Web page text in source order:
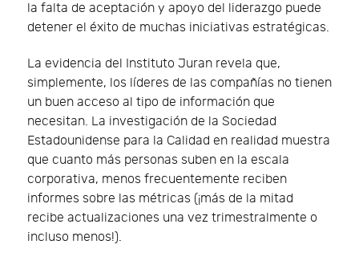
la falta de aceptación y apoyo del liderazgo puede
detener el éxito de muchas iniciativas estratégicas.
La evidencia del Instituto Juran revela que,
simplemente, los líderes de las compañías no tienen
un buen acceso al tipo de información que
necesitan. La investigación de la Sociedad
Estadounidense para la Calidad en realidad muestra
que cuanto más personas suben en la escala
corporativa, menos frecuentemente reciben
informes sobre las métricas (¡más de la mitad
recibe actualizaciones una vez trimestralmente o
incluso menos!).